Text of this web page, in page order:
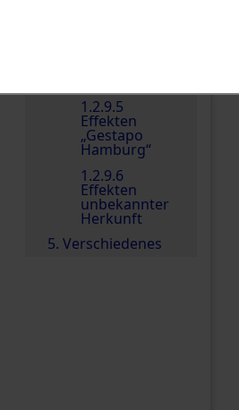
1.2.9.5
Effekten
„Gestapo
Hamburg“
1.2.9.6
Effekten
unbekannter
Herkunft
5. Verschiedenes